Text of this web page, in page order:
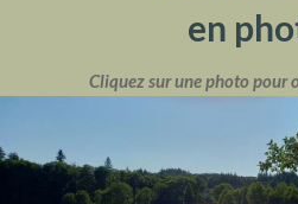
en
Cliquez sur une photo pour